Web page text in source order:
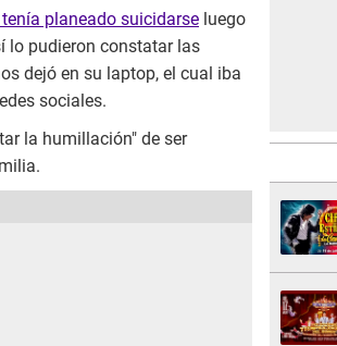
planeado suicidarse luego
lo pudieron constatar las
dejó en su laptop, el cual iba
sociales.
la humillación" de ser